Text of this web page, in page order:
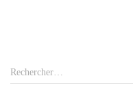
Rechercher…